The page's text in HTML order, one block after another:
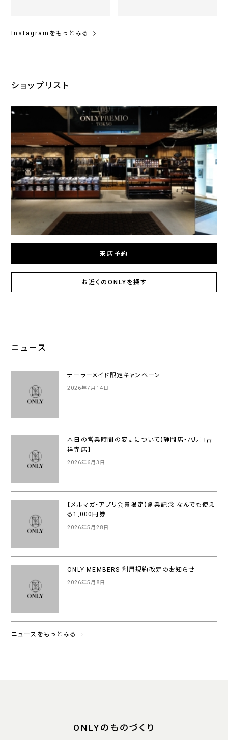
Instagramをもっとみる
ショップリスト
来店予約
お近くのONLYを探す
ニュース
テーラーメイド限定キャンペーン
2026年7月14日
本日の営業時間の変更について【静岡店・パルコ吉
祥寺店】
2026年6月3日
【メルマガ・アプリ会員限定】創業記念 なんでも使え
る1,000円券
2026年5月28日
ONLY MEMBERS 利用規約改定のお知らせ
2026年5月8日
ニュースをもっとみる
ONLYのものづくり